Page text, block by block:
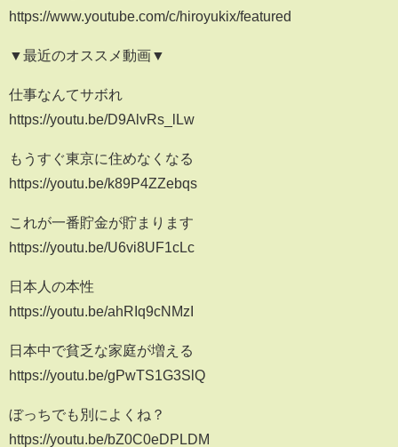
https://www.youtube.com/c/hiroyukix/featured
▼最近のオススメ動画▼
仕事なんてサボれ
https://youtu.be/D9AlvRs_lLw
もうすぐ東京に住めなくなる
https://youtu.be/k89P4ZZebqs
これが一番貯金が貯まります
https://youtu.be/U6vi8UF1cLc
日本人の本性
https://youtu.be/ahRIq9cNMzI
日本中で貧乏な家庭が増える
https://youtu.be/gPwTS1G3SlQ
ぼっちでも別によくね？
https://youtu.be/bZ0C0eDPLDM